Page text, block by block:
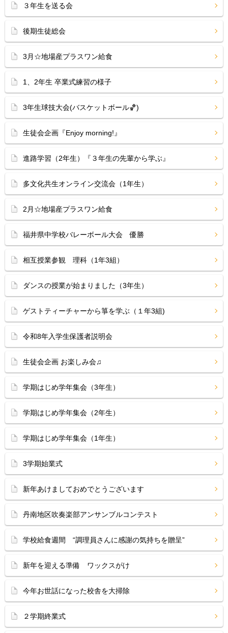
３年生を送る会
後期生徒総会
3月☆地場産プラスワン給食
1、2年生 卒業式練習の様子
3年生球技大会(バスケットボール🏀)
生徒会企画『Enjoy morning!』
進路学習（2年生）『３年生の先輩から学ぶ』
多文化共生オンライン交流会（1年生）
2月☆地場産プラスワン給食
福井県中学校バレーボール大会 優勝
相互授業参観 理科（1年3組）
ダンスの授業が始まりました（3年生）
ゲストティーチャーから箏を学ぶ（１年3組)
令和8年入学生保護者説明会
生徒会企画 お楽しみ会♫
学期はじめ学年集会（3年生）
学期はじめ学年集会（2年生）
学期はじめ学年集会（1年生）
3学期始業式
新年あけましておめでとうございます
丹南地区吹奏楽部アンサンブルコンテスト
学校給食週間 “調理員さんに感謝の気持ちを贈呈”
新年を迎える準備 ワックスがけ
今年お世話になった校舎を大掃除
２学期終業式